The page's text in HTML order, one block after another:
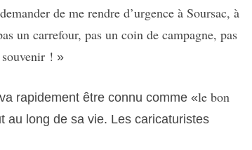
de me rendre d’urgence à Soursac, à
un carrefour, pas un coin de campagne, pas
! »
rapidement être connu comme «le bon
au long de sa vie. Les caricaturistes